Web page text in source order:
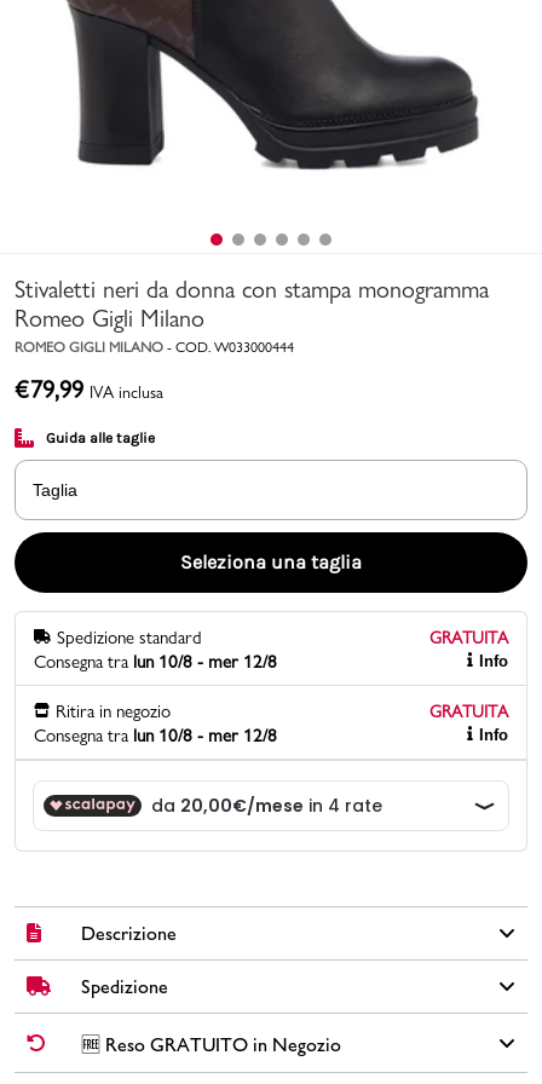
Uomo Bambino
Accedi | Registrati
Promo & News
negozi
contatti
pcard
Gift card
Stivaletti neri da donna con stampa monogramma
Romeo Gigli Milano
ROMEO GIGLI MILANO - COD. W033000444
€79,99 IVA inclusa
Guida alle taglie
Taglia
Seleziona una taglia
Spedizione standard
GRATUITA
Consegna tra lun 10/8 - mer 12/8 Info
Ritira in negozio
GRATUITA
Consegna tra lun 10/8 - mer 12/8 Info
Descrizione
Stivaletti da donna Romeo Gigli Milano in similpelle colore nero
con zip laterale, tacco 6 cm, cinturino e stampa monogramma
sulla parte posteriore.
Brand: Romeo Gigli Milano
Spedizione
✅ Spedizione Standard GRATUITA DA € 30➡️ Consegna in
giornilavorativi. Per ordini inferiori a € 30,00 la Spedizione ha un
🆓 Reso GRATUITO in Negozio